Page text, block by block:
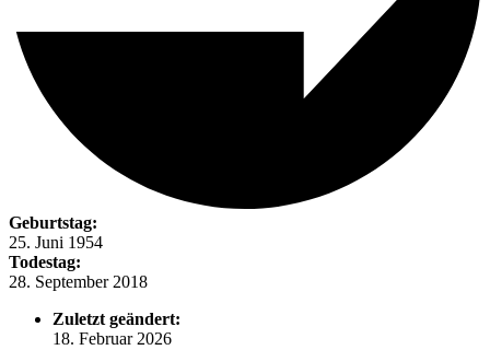
Geburtstag:
25. Juni 1954
Todestag:
28. September 2018
Zuletzt geändert:
18. Februar 2026